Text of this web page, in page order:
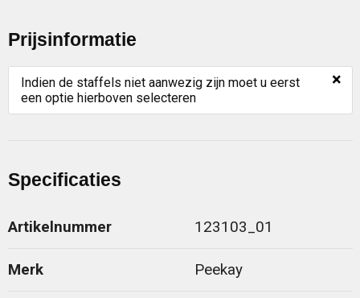
Prijsinformatie
Indien de staffels niet aanwezig zijn moet u eerst
een optie hierboven selecteren
×
Specificaties
Artikelnummer 123103_01
Merk Peekay